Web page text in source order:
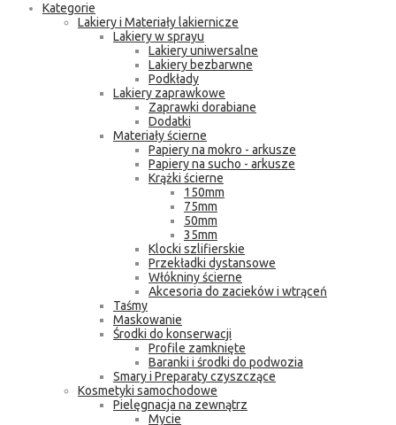
Kategorie
Lakiery i Materiały lakiernicze
Lakiery w sprayu
Lakiery uniwersalne
Lakiery bezbarwne
Podkłady
Lakiery zaprawkowe
Zaprawki dorabiane
Dodatki
Materiały ścierne
Papiery na mokro - arkusze
Papiery na sucho - arkusze
Krążki ścierne
150mm
75mm
50mm
35mm
Klocki szlifierskie
Przekładki dystansowe
Włókniny ścierne
Akcesoria do zacieków i wtrąceń
Taśmy
Maskowanie
Środki do konserwacji
Profile zamknięte
Baranki i środki do podwozia
Smary i Preparaty czyszczące
Kosmetyki samochodowe
Pielęgnacja na zewnątrz
Mycie